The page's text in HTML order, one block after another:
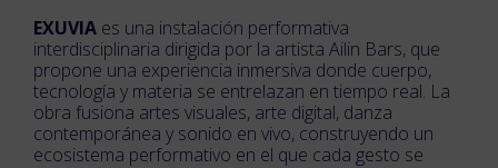
EXUVIA es una instalación performativa
interdisciplinaria dirigida por la artista Ailin Bars, que
propone una experiencia inmersiva donde cuerpo,
tecnología y materia se entrelazan en tiempo real. La
obra fusiona artes visuales, arte digital, danza
contemporánea y sonido en vivo, construyendo un
ecosistema performativo en el que cada gesto se